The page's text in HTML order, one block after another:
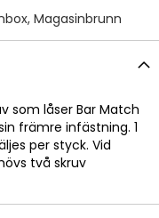
Magasinbrunn
som låser Bar Match
främre infästning. 1
per styck. Vid
två skruv